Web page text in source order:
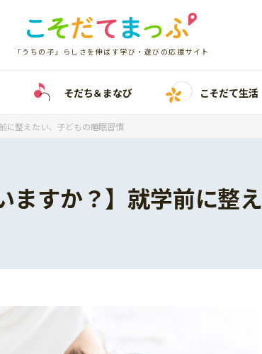
「うちの子」らしさを伸ばす学び・遊びの応援サイト
そだち＆まなび こそだて生活
に整えたい、子どもの睡眠習慣
ますか？】就学前に整え